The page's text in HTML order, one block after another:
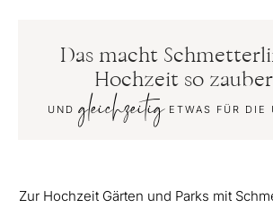
Das macht
Hochzeit so
UNDgleichzeitigETWAS FÜR DIE
Zur Hochzeit Gärten und Parks mit